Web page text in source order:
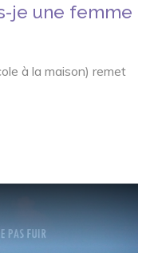
je une femme
à la maison) remet